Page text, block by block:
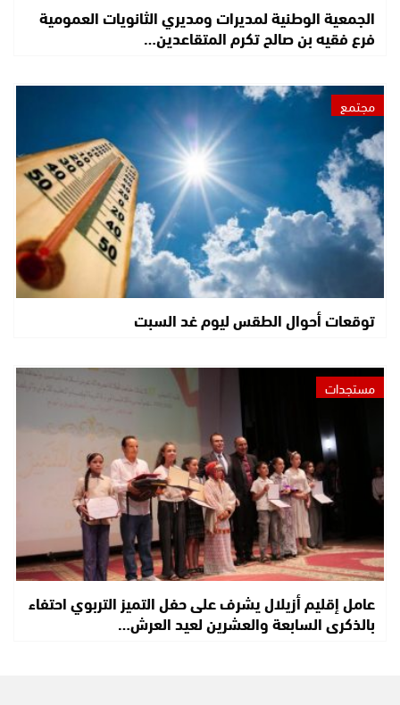
الجمعية الوطنية لمديرات ومديري الثانويات العمومية
فرع فقيه بن صالح تكرم المتقاعدين…
مجتمع
توقعات أحوال الطقس ليوم غد السبت
مستجدات
عامل إقليم أزيلال يشرف على حفل التميز التربوي احتفاء
بالذكرى السابعة والعشرين لعيد العرش…